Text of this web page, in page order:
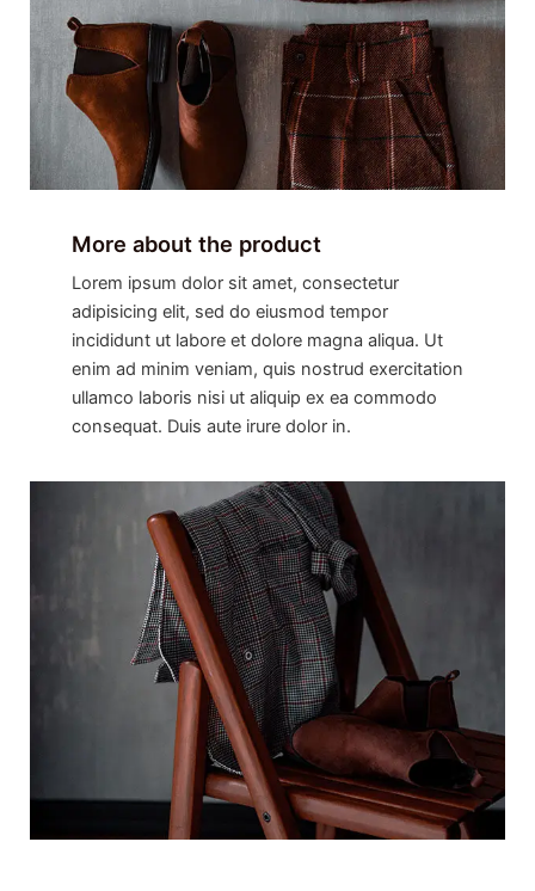
More about the product
Lorem ipsum dolor sit amet, consectetur
adipisicing elit, sed do eiusmod tempor
incididunt ut labore et dolore magna aliqua. Ut
enim ad minim veniam, quis nostrud exercitation
ullamco laboris nisi ut aliquip ex ea commodo
consequat. Duis aute irure dolor in.